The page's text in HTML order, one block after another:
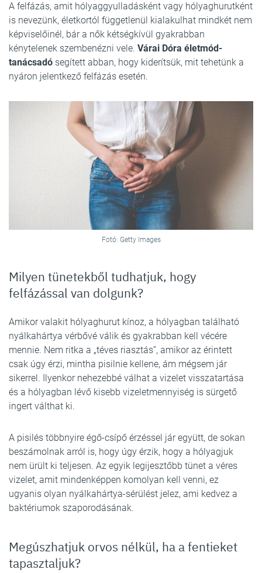
A felfázás, amit hólyaggyulladásként vagy hólyaghurutként
is nevezünk, életkortól függetlenül kialakulhat mindkét nem
képviselőinél, bár a nők kétségkívül gyakrabban
kénytelenek szembenézni vele. Várai Dóra életmód-
tanácsadó segített abban, hogy kiderítsük, mit tehetünk a
nyáron jelentkező felfázás esetén.
Fotó: Getty Images
Milyen tünetekből tudhatjuk, hogy
felfázással van dolgunk?
Amikor valakit hólyaghurut kínoz, a hólyagban található
nyálkahártya vérbővé válik és gyakrabban kell vécére
mennie. Nem ritka a „téves riasztás”, amikor az érintett
csak úgy érzi, mintha pisilnie kellene, ám mégsem jár
sikerrel. Ilyenkor nehezebbé válhat a vizelet visszatartása
és a hólyagban lévő kisebb vizeletmennyiség is sürgető
ingert válthat ki.
A pisilés többnyire égő-csípő érzéssel jár együtt, de sokan
beszámolnak arról is, hogy úgy érzik, hogy a hólyagjuk
nem ürült ki teljesen. Az egyik legijesztőbb tünet a véres
vizelet, amit mindenképpen komolyan kell venni, ez
ugyanis olyan nyálkahártya-sérülést jelez, ami kedvez a
baktériumok szaporodásának.
Megúszhatjuk orvos nélkül, ha a fentieket
tapasztaljuk?